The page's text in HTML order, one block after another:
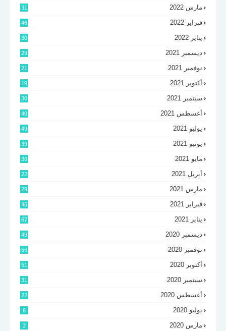
مارس 2022 31
فبراير 2022 46
يناير 2022 30
ديسمبر 2021 29
نوفمبر 2021 21
أكتوبر 2021 19
سبتمبر 2021 30
أغسطس 2021 40
يوليو 2021 49
يونيو 2021 39
مايو 2021 36
أبريل 2021 22
مارس 2021 29
فبراير 2021 45
يناير 2021 67
ديسمبر 2020 49
نوفمبر 2020 56
أكتوبر 2020 51
سبتمبر 2020 31
أغسطس 2020 22
يوليو 2020 6
مارس 2020 2